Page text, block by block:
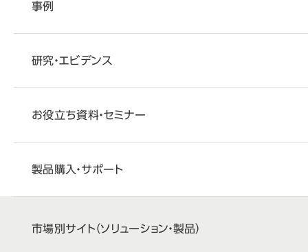
事例
研究・エビデンス
お役立ち資料・セミナー
製品購入・サポート
市場別サイト（ソリューション・製品）